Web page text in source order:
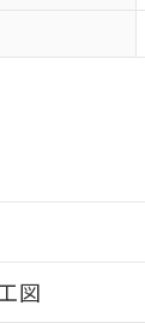
図
様が当ウェブサ
す。
証明書ダウン
含有証明書（当
発行日時点で非
過去に遡って非
ません。
指令のフタル
確認です。当社